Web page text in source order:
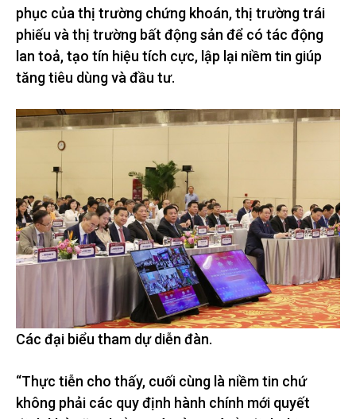
phục của thị trường chứng khoán, thị trường trái
phiếu và thị trường bất động sản để có tác động
lan toả, tạo tín hiệu tích cực, lập lại niềm tin giúp
tăng tiêu dùng và đầu tư.
Các đại biểu tham dự diễn đàn.
“Thực tiễn cho thấy, cuối cùng là niềm tin chứ
không phải các quy định hành chính mới quyết